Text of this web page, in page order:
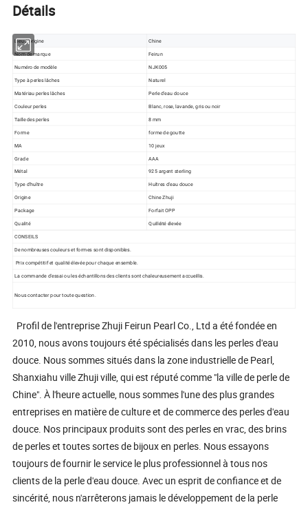
Détails
Lieu d'origine
Chine
Nom de marque
Feirun
Numéro de modèle
NJK005
Type à perles lâches Naturel
Matériau perles lâches Perle d'eau douce
Couleur perles Blanc, rose, lavande, gris ou noir
Taille des perles
8 mm
Forme
forme de goutte
MA 10 jeux
Grade AAA
Métal 925 argent sterling
Type d'huître
Huîtres d'eau douce
Origine
Chine Zhuji
Package
Forfait OPP
Qualité Quilléité élevée
CONSEILS
De nombreuses couleurs et formes sont disponibles.
Prix compétitif et qualité élevée pour chaque ensemble.
La commande d'essai ou les échantillons des clients sont chaleureusement accueillis.
Nous contacter pour toute question.
Profil de l'entreprise Zhuji Feirun Pearl Co., Ltd a été fondée en
2010, nous avons toujours été spécialisés dans les perles d'eau
douce. Nous sommes situés dans la zone industrielle de Pearl,
Shanxiahu ville Zhuji ville, qui est réputé comme "la ville de perle de
Chine". À l'heure actuelle, nous sommes l'une des plus grandes
entreprises en matière de culture et de commerce des perles d'eau
douce. Nos principaux produits sont des perles en vrac, des brins
de perles et toutes sortes de bijoux en perles. Nous essayons
toujours de fournir le service le plus professionnel à tous nos
clients de la perle d'eau douce. Avec un esprit de confiance et de
sincérité, nous n'arrêterons jamais le développement de la perle